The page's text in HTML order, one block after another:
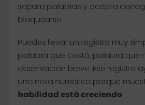
separa palabras y acepta
bloquearse.
Puedes llevar un registro muy
palabra que costó, palabra que
observación breve. Ese registro
una nota numérica porque
habilidad está creciendo.